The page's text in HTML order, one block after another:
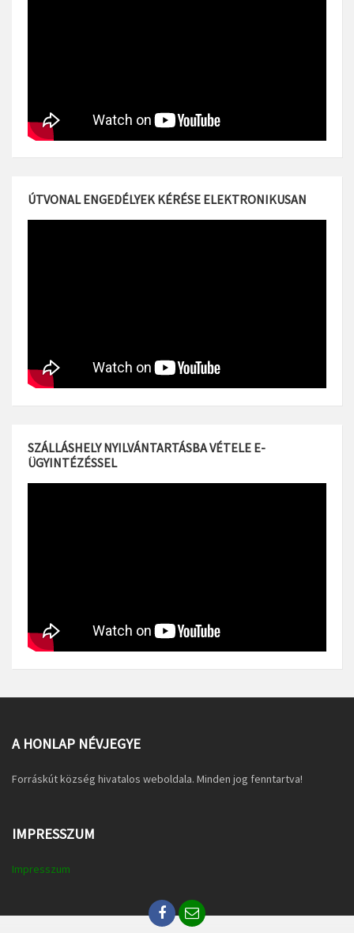
ÚTVONAL ENGEDÉLYEK KÉRÉSE ELEKTRONIKUSAN
SZÁLLÁSHELY NYILVÁNTARTÁSBA VÉTELE E-
ÜGYINTÉZÉSSEL
A HONLAP NÉVJEGYE
Forráskút község hivatalos weboldala. Minden jog fenntartva!
IMPRESSZUM
Impresszum